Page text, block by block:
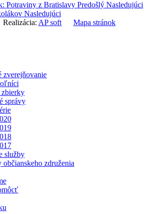
Potraviny z Bratislavy Predošlý Nasledujúci
Nasledujúci
AP soft
Mapa stránok
zverejňovanie
zbierky
správy
služby
občianskeho združenia